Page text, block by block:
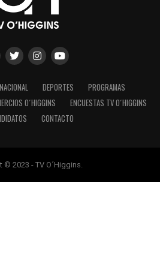
NACIONAL DEPORTES
PROGRAMAS
O´HIGGINS
ENCUESTAS TV O´HIGGINS
CONTACTO
© 2023 - TV O´Higgins.